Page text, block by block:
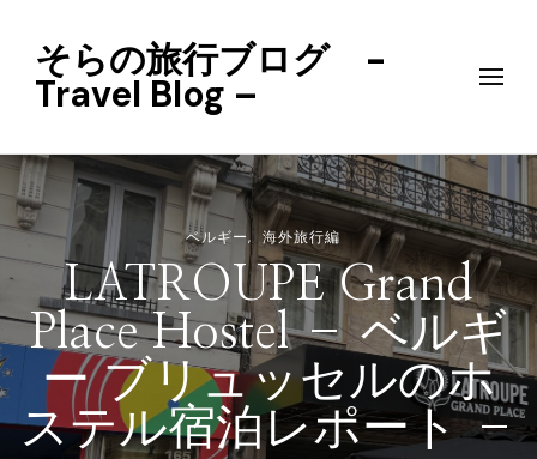
そらの旅行ブログ -
Travel Blog –
ベルギー 海外旅行編
LATROUPE Grand
Place Hostel – ベルギ
ー ブリュッセルのホ
ステル宿泊レポート –